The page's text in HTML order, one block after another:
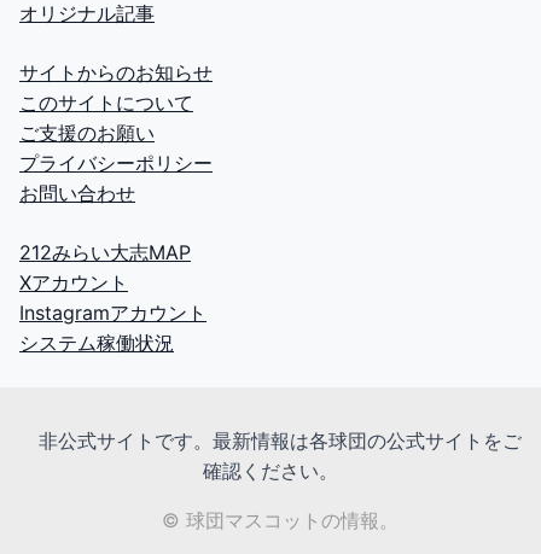
オリジナル記事
サイトからのお知らせ
このサイトについて
ご支援のお願い
プライバシーポリシー
お問い合わせ
212みらい大志MAP
Xアカウント
Instagramアカウント
システム稼働状況
非公式サイトです。最新情報は各球団の公式サイトをご
確認ください。
© 球団マスコットの情報。